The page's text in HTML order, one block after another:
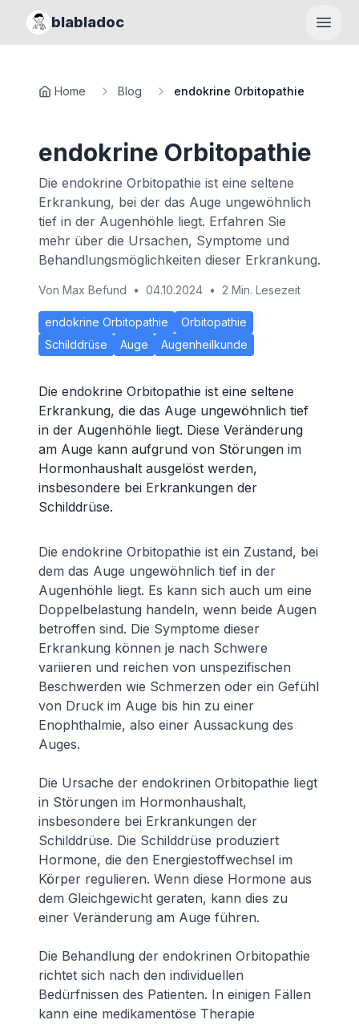
blabladoc
Home Blog endokrine Orbitopathie
endokrine Orbitopathie
Die endokrine Orbitopathie ist eine seltene
Erkrankung, bei der das Auge ungewöhnlich
tief in der Augenhöhle liegt. Erfahren Sie
mehr über die Ursachen, Symptome und
Behandlungsmöglichkeiten dieser Erkrankung.
Von Max Befund • 04.10.2024 • 2 Min. Lesezeit
endokrine Orbitopathie
Orbitopathie
Schilddrüse
Auge Augenheilkunde
Die endokrine Orbitopathie ist eine seltene
Erkrankung, die das Auge ungewöhnlich tief
in der Augenhöhle liegt. Diese Veränderung
am Auge kann aufgrund von Störungen im
Hormonhaushalt ausgelöst werden,
insbesondere bei Erkrankungen der
Schilddrüse.
Die endokrine Orbitopathie ist ein Zustand, bei
dem das Auge ungewöhnlich tief in der
Augenhöhle liegt. Es kann sich auch um eine
Doppelbelastung handeln, wenn beide Augen
betroffen sind. Die Symptome dieser
Erkrankung können je nach Schwere
variieren und reichen von unspezifischen
Beschwerden wie Schmerzen oder ein Gefühl
von Druck im Auge bis hin zu einer
Enophthalmie, also einer Aussackung des
Auges.
Die Ursache der endokrinen Orbitopathie liegt
in Störungen im Hormonhaushalt,
insbesondere bei Erkrankungen der
Schilddrüse. Die Schilddrüse produziert
Hormone, die den Energiestoffwechsel im
Körper regulieren. Wenn diese Hormone aus
dem Gleichgewicht geraten, kann dies zu
einer Veränderung am Auge führen.
Die Behandlung der endokrinen Orbitopathie
richtet sich nach den individuellen
Bedürfnissen des Patienten. In einigen Fällen
kann eine medikamentöse Therapie